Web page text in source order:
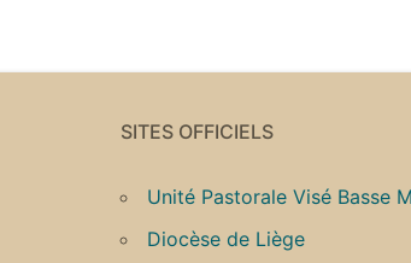
SITES OFFICIELS
Unité Pastorale Visé Basse
Diocèse de Liège